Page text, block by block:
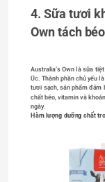
4. Sữa tươi
Own tách béo
Australia’s Own là sữa
Úc. Thành phần chủ yếu
tươi sạch, sản phẩm đảm
chất béo, vitamin và
ngày.
Hàm lượng dưỡng chất